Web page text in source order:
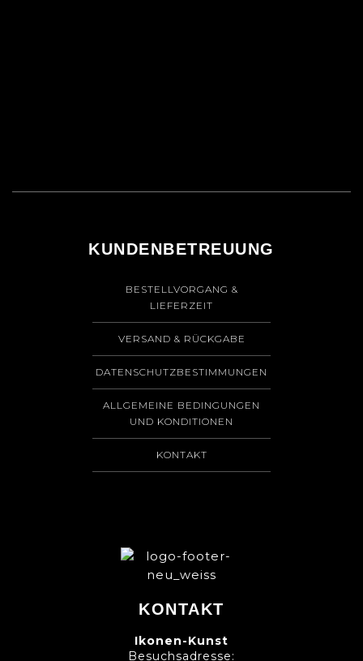
KUNDENBETREUUNG
BESTELLVORGANG &
LIEFERZEIT
VERSAND & RÜCKGABE
DATENSCHUTZBESTIMMUNGEN
ALLGEMEINE BEDINGUNGEN
UND KONDITIONEN
KONTAKT
KONTAKT
Ikonen-Kunst
Besuchsadresse: